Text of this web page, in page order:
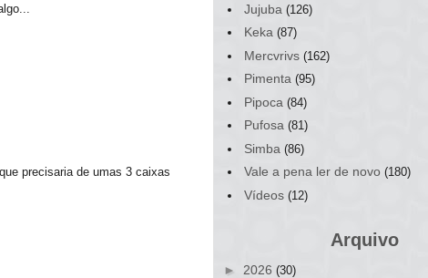
precisaria de umas 3 caixas
Jujuba (126)
Keka (87)
Mercvrivs (162)
Pimenta (95)
Pipoca (84)
Pufosa (81)
Simba (86)
Vale a pena ler de novo (180)
Vídeos (12)
Arquivo
► 2026 (30)